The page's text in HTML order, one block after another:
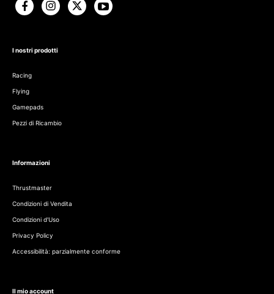
I nostri prodotti
Racing
Flying
Gamepads
Pezzi di Ricambio
Informazioni
Thrustmaster
Condizioni di Vendita
Condizioni d'Uso
Privacy Policy
Accessibilità: parzialmente conforme
Il mio account